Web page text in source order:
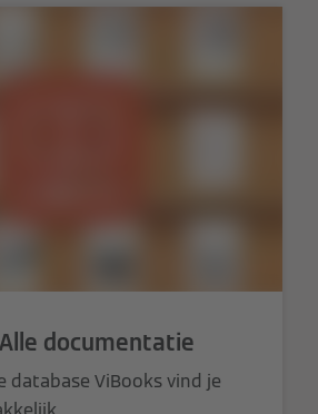
documentatie
database ViBooks vind je